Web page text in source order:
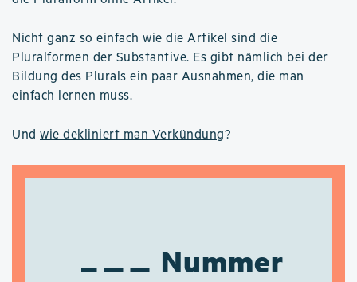
Nicht ganz so einfach wie die Artikel sind die
Pluralformen der Substantive. Es gibt nämlich bei der
Bildung des Plurals ein paar Ausnahmen, die man
einfach lernen muss.
Und wie dekliniert man Verkündung?
Nummer